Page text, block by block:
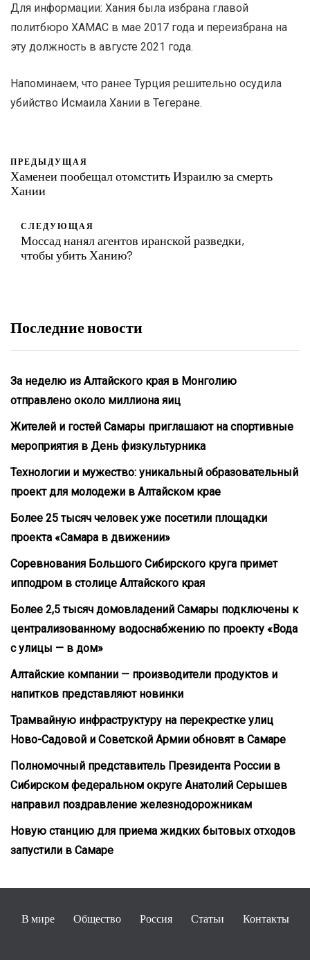
Для информации: Хания была избрана главой
политбюро ХАМАС в мае 2017 года и переизбрана на
эту должность в августе 2021 года.
Напоминаем, что ранее Турция решительно осудила
убийство Исмаила Хании в Тегеране.
ПРЕДЫДУЩАЯ
Хаменеи пообещал отомстить Израилю за смерть
Хании
СЛЕДУЮЩАЯ
Моссад нанял агентов иранской разведки,
чтобы убить Ханию?
Последние новости
За неделю из Алтайского края в Монголию
отправлено около миллиона яиц
Жителей и гостей Самары приглашают на спортивные
мероприятия в День физкультурника
Технологии и мужество: уникальный образовательный
проект для молодежи в Алтайском крае
Более 25 тысяч человек уже посетили площадки
проекта «Самара в движении»
Соревнования Большого Сибирского круга примет
ипподром в столице Алтайского края
Более 2,5 тысяч домовладений Самары подключены к
централизованному водоснабжению по проекту «Вода
с улицы — в дом»
Алтайские компании — производители продуктов и
напитков представляют новинки
Трамвайную инфраструктуру на перекрестке улиц
Ново-Садовой и Советской Армии обновят в Самаре
Полномочный представитель Президента России в
Сибирском федеральном округе Анатолий Серышев
направил поздравление железнодорожникам
Новую станцию для приема жидких бытовых отходов
запустили в Самаре
В мире Общество Россия Статьи Контакты